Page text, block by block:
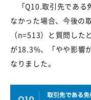
「Q10.取引先である
なかった場合、今後の
（n=513）と質問した
が18.3%、「やや影響
なりました。